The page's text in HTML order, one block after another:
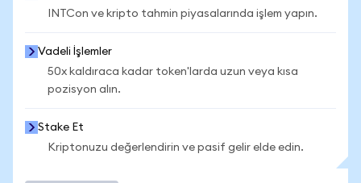
INTCon ve kripto tahmin piyasalarında işlem yapın.
Vadeli İşlemler
50x kaldıraca kadar token'larda uzun veya kısa
pozisyon alın.
Stake Et
Kriptonuzu değerlendirin ve pasif gelir elde edin.